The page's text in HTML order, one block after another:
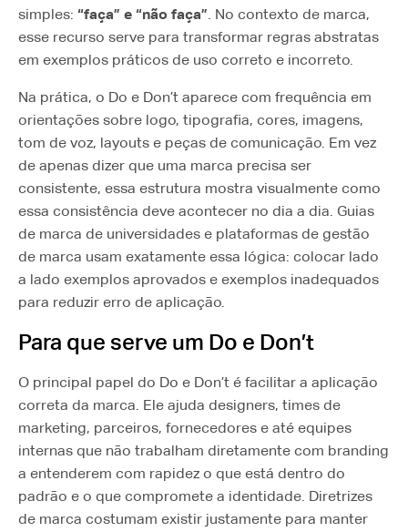
simples: “faça” e “não faça”. No contexto de marca,
esse recurso serve para transformar regras abstratas
em exemplos práticos de uso correto e incorreto.
Na prática, o Do e Don’t aparece com frequência em
orientações sobre logo, tipografia, cores, imagens,
tom de voz, layouts e peças de comunicação. Em vez
de apenas dizer que uma marca precisa ser
consistente, essa estrutura mostra visualmente como
essa consistência deve acontecer no dia a dia. Guias
de marca de universidades e plataformas de gestão
de marca usam exatamente essa lógica: colocar lado
a lado exemplos aprovados e exemplos inadequados
para reduzir erro de aplicação.
Para que serve um Do e Don’t
O principal papel do Do e Don’t é facilitar a aplicação
correta da marca. Ele ajuda designers, times de
marketing, parceiros, fornecedores e até equipes
internas que não trabalham diretamente com branding
a entenderem com rapidez o que está dentro do
padrão e o que compromete a identidade. Diretrizes
de marca costumam existir justamente para manter